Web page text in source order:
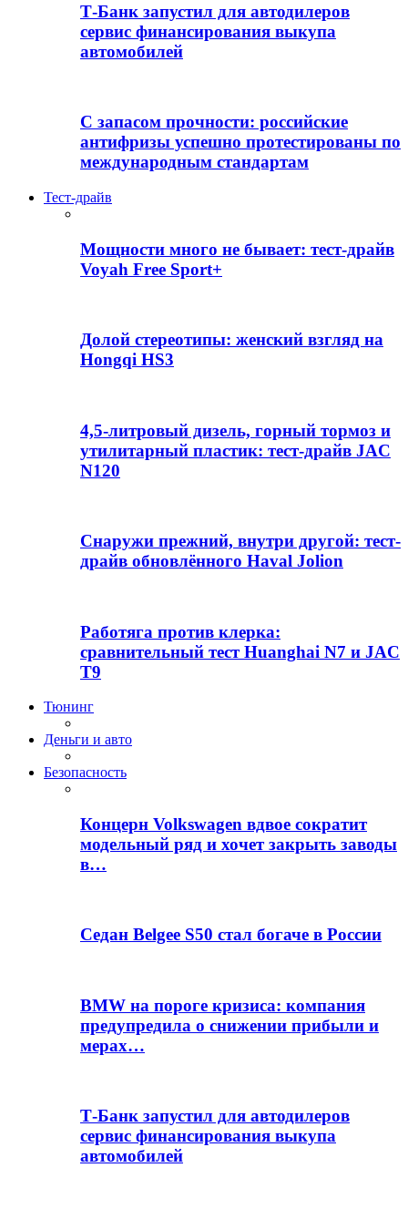
Т-Банк запустил для автодилеров
сервис финансирования выкупа
автомобилей
С запасом прочности: российские
антифризы успешно протестированы по
международным стандартам
Тест-драйв
Мощности много не бывает: тест-драйв
Voyah Free Sport+
Долой стереотипы: женский взгляд на
Hongqi HS3
4,5-литровый дизель, горный тормоз и
утилитарный пластик: тест-драйв JAC
N120
Снаружи прежний, внутри другой: тест-
драйв обновлённого Haval Jolion
Работяга против клерка:
сравнительный тест Huanghai N7 и JAC
T9
Тюнинг
Деньги и авто
Безопасность
Концерн Volkswagen вдвое сократит
модельный ряд и хочет закрыть заводы
в…
Седан Belgee S50 стал богаче в России
BMW на пороге кризиса: компания
предупредила о снижении прибыли и
мерах…
Т-Банк запустил для автодилеров
сервис финансирования выкупа
автомобилей